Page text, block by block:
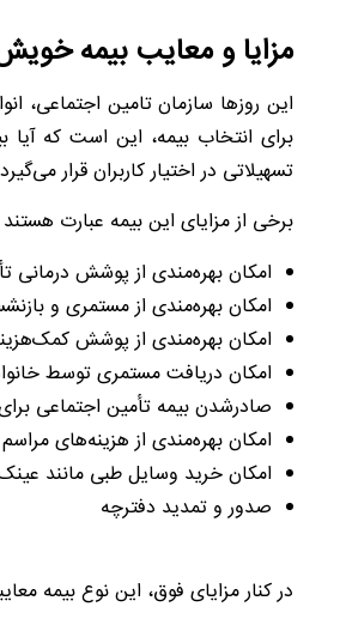
مزایا و معایب بیمه
این روزها سازمان تامین اجتماعی،
برای انتخاب بیمه، این است که
تسهیلاتی در اختیار کاربران قرار
برخی از مزایای این بیمه عبارت‌ هستند
امکان بهره‌مندی از پوشش درمانی
امکان بهره‌مندی از مستمری و
امکان بهره‌مندی از پوشش کمک‌هزینه
امکان دریافت مستمری توسط
صادرشدن بیمه تأمین اجتماعی
امکان بهره‌مندی از هزینه‌های
امکان خرید وسایل طبی مانند
صدور و تمدید دفترچه
در کنار مزایای فوق، این نوع بیمه